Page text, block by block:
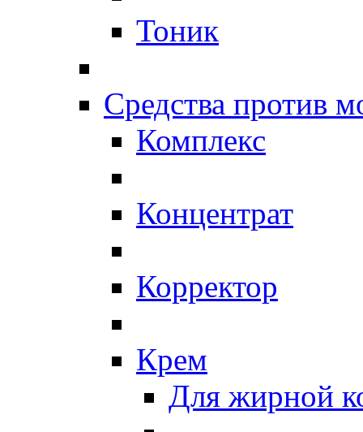
Тоник
Средства против
Комплекс
Концентрат
Корректор
Крем
Для жирной